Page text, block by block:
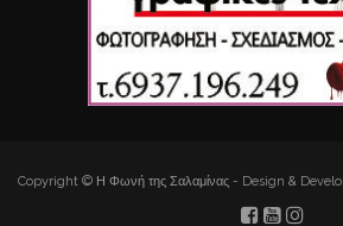
Copyright © Η Φωνή της Σαλαμίνας - Design &